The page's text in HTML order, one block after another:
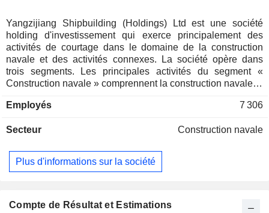
Yangzijiang Shipbuilding (Holdings) Ltd est une société
holding d'investissement qui exerce principalement des
activités de courtage dans le domaine de la construction
navale et des activités connexes. La société opère dans
trois segments. Les principales activités du segment «
Construction navale » comprennent la construction navale et
principales activités du segment « Transport maritime »
navires générés par les sociétés propriétaires de navires. Le
services de conception navale, l'investissement immobilier
et les participations conservées par le groupe à la suite de la
pétroliers, des vraquiers, des méthaniers et d'autres
Employés 7 306
Secteur Construction navale
Plus d'informations sur la société
Compte de Résultat et Estimations